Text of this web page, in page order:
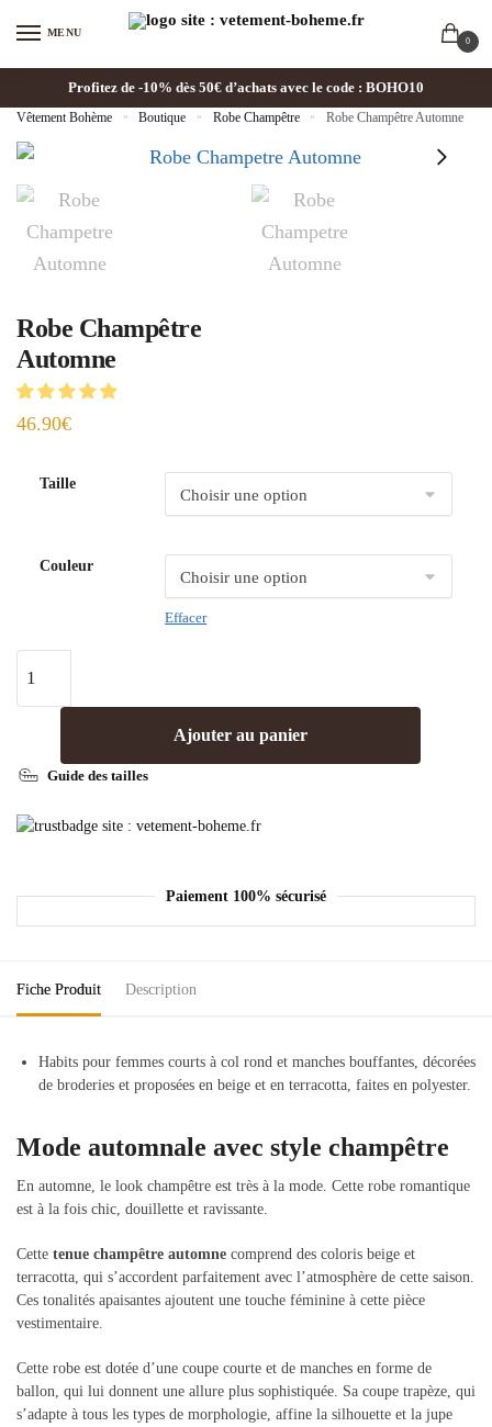
MENU
0
Profitez de -10% dès 50€ d’achats avec le code : BOHO10
Vêtement Bohème » Boutique » Robe Champêtre » Robe Champêtre Automne
Robe Champêtre
Automne
46.90€
Taille
Couleur
Effacer
Ajouter au panier
Guide des tailles
Paiement 100% sécurisé
Fiche Produit Description
Habits pour femmes courts à col rond et manches bouffantes, décorées
de broderies et proposées en beige et en terracotta, faites en polyester.
Mode automnale avec style champêtre
En automne, le look champêtre est très à la mode. Cette robe romantique
est à la fois chic, douillette et ravissante.
Cette tenue champêtre automne comprend des coloris beige et
terracotta, qui s’accordent parfaitement avec l’atmosphère de cette saison.
Ces tonalités apaisantes ajoutent une touche féminine à cette pièce
vestimentaire.
Cette robe est dotée d’une coupe courte et de manches en forme de
ballon, qui lui donnent une allure plus sophistiquée. Sa coupe trapèze, qui
s’adapte à tous les types de morphologie, affine la silhouette et la jupe